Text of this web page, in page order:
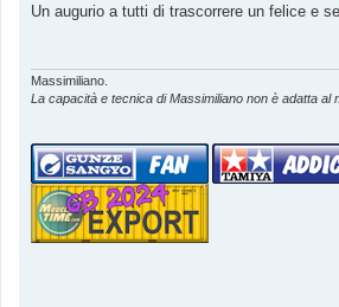
s
i
o
Un augurio a tutti di trascorrere un felice e
Massimiliano.
La capacità e tecnica di Massimiliano non è adatta al